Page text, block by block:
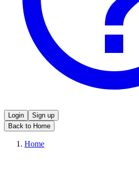
Login
Sign up
Back to Home
Home